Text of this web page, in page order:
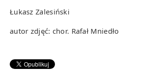
Łukasz Zalesiński
autor zdjęć: chor. Rafał Mniedło